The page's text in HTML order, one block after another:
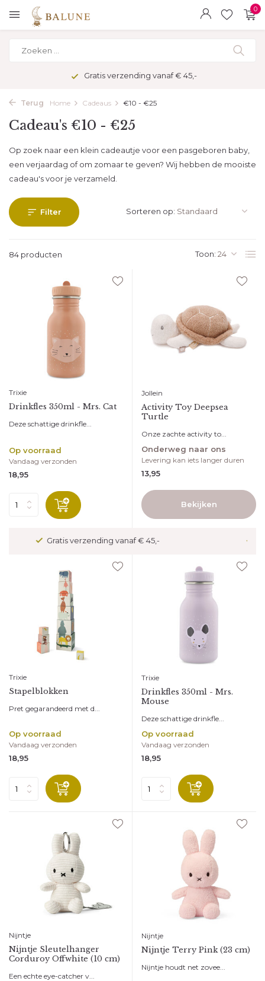
0
Veilig betalen met kopersbescherming
Terug Home Cadeaus €10 - €25
Cadeau's €10 - €25
Op zoek naar een klein cadeautje voor een pasgeboren baby,
een verjaardag of om zomaar te geven? Wij hebben de mooiste
cadeau's voor je verzameld.
Filter
84 producten Toon:
Sorteren op:
Trixie
Drinkfles 350ml - Mrs. Cat
Deze schattige drinkfle...
Op voorraad
Vandaag verzonden
18,95
Jollein
Activity Toy Deepsea
Turtle
Onze zachte activity to...
Onderweg naar ons
Levering kan iets langer duren
13,95
Bekijken
Veilig betalen met kopersbescherming
Trixie
Stapelblokken
Pret gegarandeerd met d...
Op voorraad
Vandaag verzonden
18,95
Trixie
Drinkfles 350ml - Mrs.
Mouse
Deze schattige drinkfle...
Op voorraad
Vandaag verzonden
18,95
Nijntje
Nijntje Sleutelhanger
Corduroy Offwhite (10 cm)
Een echte eye-catcher v...
Nijntje
Nijntje Terry Pink (23 cm)
Nijntje houdt net zovee...